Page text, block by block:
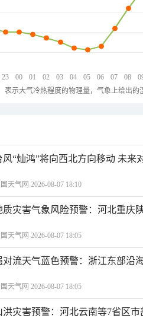
23 00 01 02 03 04 05 06 07 08
表示大气冷热程度的物理量，气象上给出的
风“灿鸿”将向西北方向移动 未来
天气网 2026-08-07 18:10
质灾害气象风险预警：河北重庆
天气网 2026-08-07 18:05
对流天气蓝色预警：浙江东部沿
天气网 2026-08-07 18:05
洪灾害预警：河北云南等7省区